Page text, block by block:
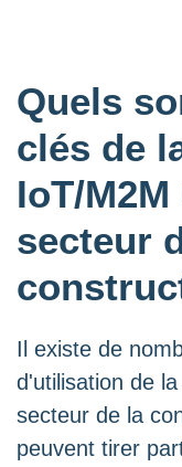
Quels
clés de
IoT/
secteur
Il existe de
d'utilisation de
secteur de la
peuvent tirer